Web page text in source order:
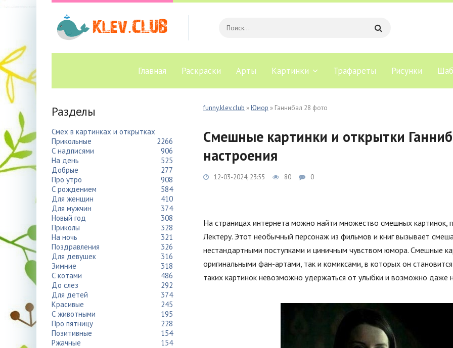
Главная Раскраски Арты Картинки Трафареты Рисунки
funny.klev.club »Юмор » Ганнибал 28 фото
Смешные картинки и открытки
настроения
12-03-2024, 23:55 80 0
На страницах интернета можно найти множество смешных картинок,
Лектеру. Этот необычный персонаж из фильмов и книг вызывает
нестандартными поступками и циничным чувством юмора. Смешные
оригинальными фан-артами, так и комиксами, в которых он
таких картинок невозможно удержаться от улыбки и возможно даже
Разделы
Смех в картинках и открытках
Прикольные
2266
С надписями
906
На день
525
Добрые
277
Про утро
908
С рождением
584
Для женщин
410
Для мужчин
374
Новый год
308
Приколы
328
На ночь
321
Поздравления
326
Для девушек
316
Зимние
318
С котами
486
До слез
292
Для детей
374
Красивые
245
С животными
195
Про пятницу
228
Позитивные
154
Ржачные
154